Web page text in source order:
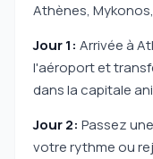
Athènes,
Jour 1: Arrivée à
l'aéroport et
dans la capitale
Jour 2: Passez
votre rythme ou